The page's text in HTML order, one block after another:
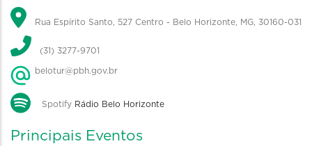
Rua Espírito Santo, 527 Centro - Belo Horizonte, MG, 30160-031
(31) 3277-9701
belotur@pbh.gov.br
Spotify Rádio Belo Horizonte
Principais Eventos